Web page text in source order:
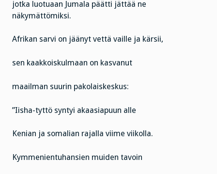
jotka luotuaan Jumala päätti jättää ne
näkymättömiksi.
Afrikan sarvi on jäänyt vettä vaille ja kärsii,
sen kaakkoiskulmaan on kasvanut
maailman suurin pakolaiskeskus:
”Iisha-tyttö syntyi akaasiapuun alle
Kenian ja somalian rajalla viime viikolla.
Kymmenientuhansien muiden tavoin